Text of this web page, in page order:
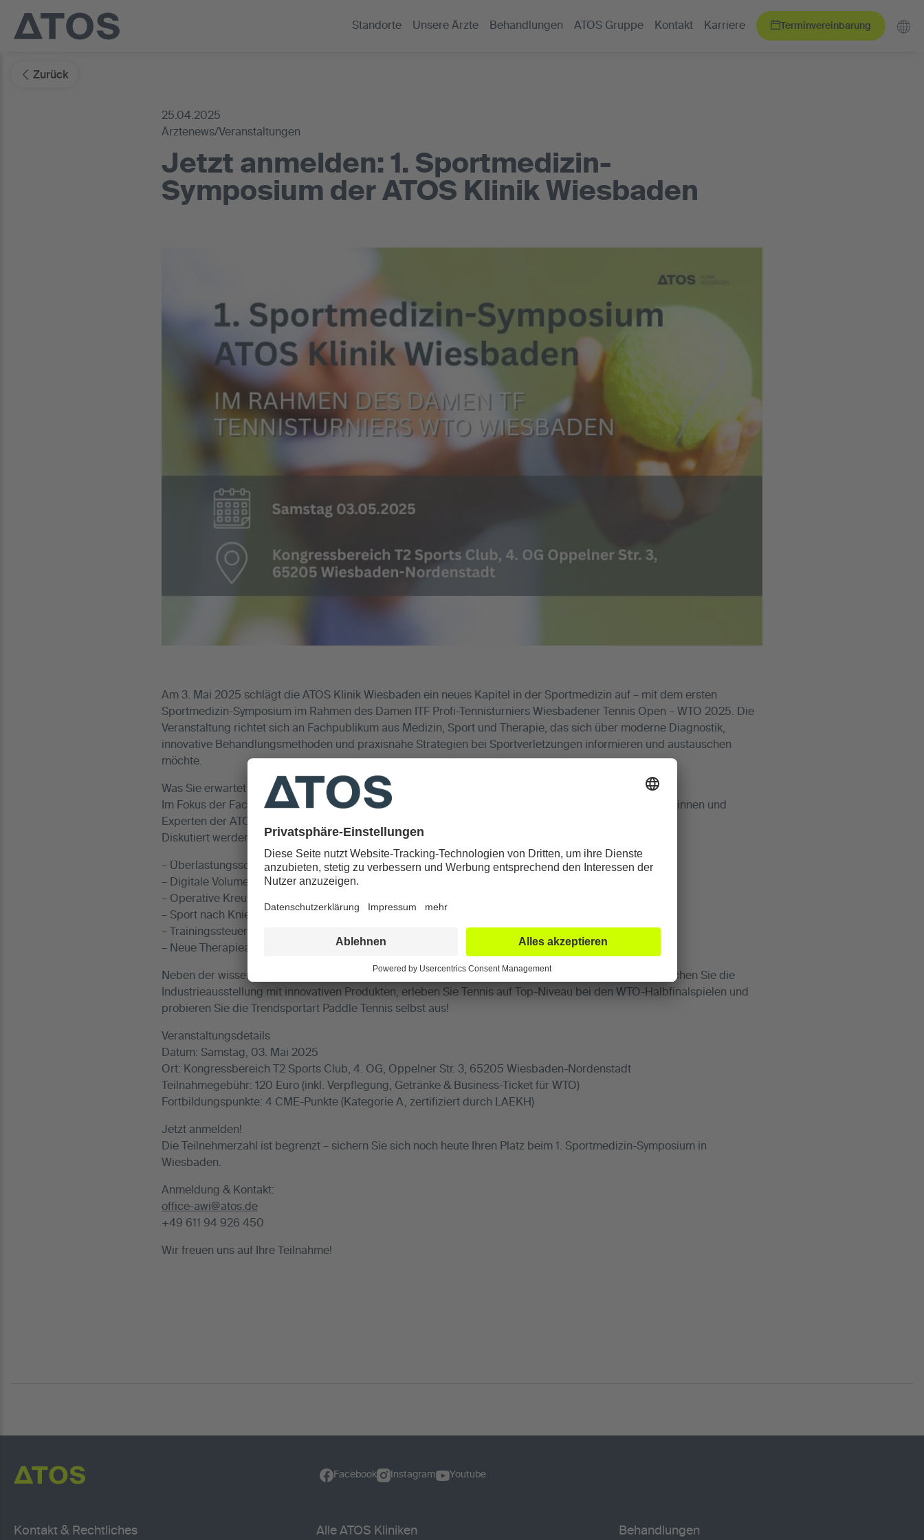
Standorte Unsere Ärzte Behandlungen ATOS Gruppe Kontakt Karriere Terminvereinbarung
Zurück
25.04.2025
Ärztenews/Veranstaltungen
Jetzt anmelden: 1. Sportmedizin-
Symposium der ATOS Klinik Wiesbaden
Am 3. Mai 2025 schlägt die ATOS Klinik Wiesbaden ein neues Kapitel in der Sportmedizin auf – mit dem ersten
Sportmedizin-Symposium im Rahmen des Damen ITF Profi-Tennisturniers Wiesbadener Tennis Open – WTO 2025. Die
Veranstaltung richtet sich an Fachpublikum aus Medizin, Sport und Therapie, das sich über moderne Diagnostik,
innovative Behandlungsmethoden und praxisnahe Strategien bei Sportverletzungen informieren und austauschen
möchte.
Was Sie erwartet
Im Fokus der Fachvorträge stehen sportmedizinische Themen aus erster Hand – von erfahrenen Expertinnen und
Experten der ATOS Klinik sowie renommierten Spezialisten aus dem Leistungssport.
Diskutiert werden unter anderem:
– Überlastungsschäden an Schulter, Handgelenk und Vorfuß
– Digitale Volumentomographie (DVT) in der Diagnostik
– Operative Kreuzbandtherapien
– Sport nach Knieprothese
– Trainingssteuerung im Tennis-Leistungssport
– Neue Therapieansätze wie Eigenblut- und Stammzellbehandlungen
Neben der wissenschaftlichen Tiefe bietet das Symposium ein hochwertiges Rahmenprogramm: Besuchen Sie die
Industrieausstellung mit innovativen Produkten, erleben Sie Tennis auf Top-Niveau bei den WTO-Halbfinalspielen und
probieren Sie die Trendsportart Paddle Tennis selbst aus!
Veranstaltungsdetails
Datum: Samstag, 03. Mai 2025
Ort: Kongressbereich T2 Sports Club, 4. OG, Oppelner Str. 3, 65205 Wiesbaden-Nordenstadt
Teilnahmegebühr: 120 Euro (inkl. Verpflegung, Getränke & Business-Ticket für WTO)
Fortbildungspunkte: 4 CME-Punkte (Kategorie A, zertifiziert durch LAEKH)
Jetzt anmelden!
Die Teilnehmerzahl ist begrenzt – sichern Sie sich noch heute Ihren Platz beim 1. Sportmedizin-Symposium in
Wiesbaden.
Anmeldung & Kontakt:
office-awi@atos.de
+49 611 94 926 450
Wir freuen uns auf Ihre Teilnahme!
Facebook Instagram Youtube
Kontakt & Rechtliches Alle ATOS Kliniken Behandlungen